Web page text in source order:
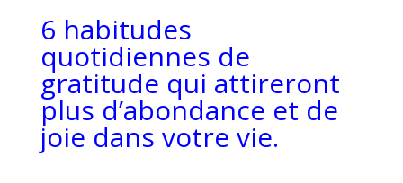
6 habitudes
quotidiennes de
gratitude qui attireront
plus d’abondance et de
joie dans votre vie.